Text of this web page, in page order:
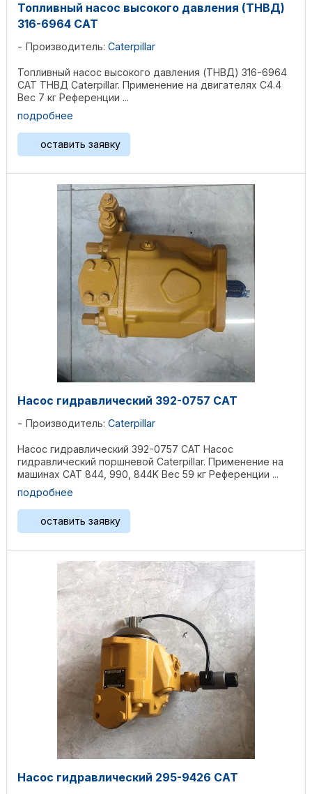
Топливный насос высокого давления (ТНВД)
316-6964 CAT
Производитель: Caterpillar
Топливный насос высокого давления (ТНВД) 316-6964
CAT ТНВД Caterpillar. Применение на двигателях C4.4
Вес 7 кг Референции ...
подробнее
оставить заявку
Насос гидравлический 392-0757 CAT
Производитель: Caterpillar
Насос гидравлический 392-0757 CAT Насос
гидравлический поршневой Caterpillar. Применение на
машинах CAT 844, 990, 844K Вес 59 кг Референции ...
подробнее
оставить заявку
Насос гидравлический 295-9426 CAT